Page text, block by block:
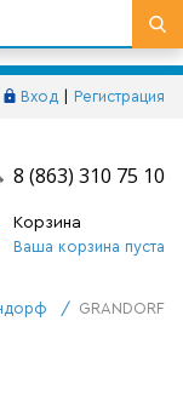
Вход Регистрация
8 (863) 310 75 10
Корзина
Ваша корзина пуста
/
GRANDORF